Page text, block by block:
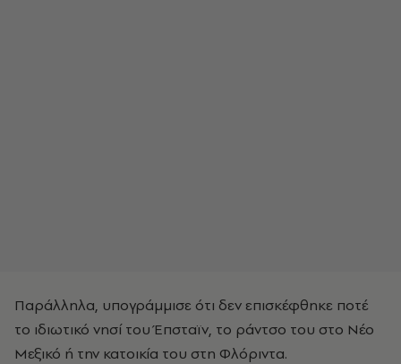
Παράλληλα, υπογράμμισε ότι δεν επισκέφθηκε ποτέ
το ιδιωτικό νησί του Έπσταϊν, το ράντσο του στο Νέο
Μεξικό ή την κατοικία του στη Φλόριντα.